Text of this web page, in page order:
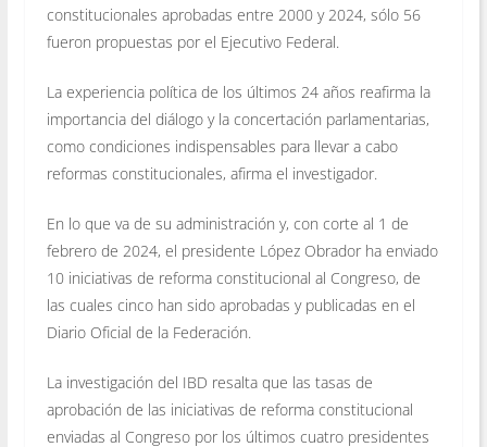
constitucionales aprobadas entre 2000 y 2024, sólo 56
fueron propuestas por el Ejecutivo Federal.
La experiencia política de los últimos 24 años reafirma la
importancia del diálogo y la concertación parlamentarias,
como condiciones indispensables para llevar a cabo
reformas constitucionales, afirma el investigador.
En lo que va de su administración y, con corte al 1 de
febrero de 2024, el presidente López Obrador ha enviado
10 iniciativas de reforma constitucional al Congreso, de
las cuales cinco han sido aprobadas y publicadas en el
Diario Oficial de la Federación.
La investigación del IBD resalta que las tasas de
aprobación de las iniciativas de reforma constitucional
enviadas al Congreso por los últimos cuatro presidentes